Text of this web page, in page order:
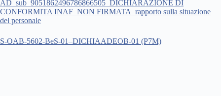
AD_sub_9051862496786866505_DICHIARAZIONE DI
CONFORMITA INAF_NON FIRMATA_rapporto sulla situazione
del personale
S-OAB-5602-BeS-01–DICHIAADEOB-01 (P7M)